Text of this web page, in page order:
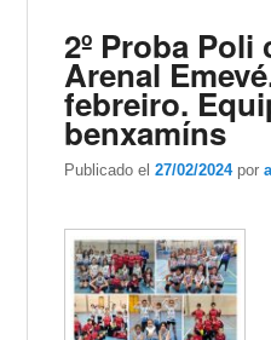
2º Proba Poli
Arenal
febreiro.
benxamíns
Publicado el27/02/2024 por